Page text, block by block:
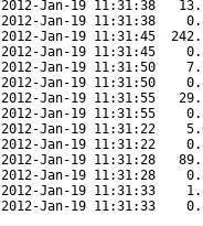
2012-Jan-19 11:31:38
2012-Jan-19 11:31:38
2012-Jan-19 11:31:45
2012-Jan-19 11:31:45
2012-Jan-19 11:31:50
2012-Jan-19 11:31:50
2012-Jan-19 11:31:55
2012-Jan-19 11:31:55
2012-Jan-19 11:31:22
2012-Jan-19 11:31:22
2012-Jan-19 11:31:28
2012-Jan-19 11:31:28
2012-Jan-19 11:31:33
2012-Jan-19 11:31:33